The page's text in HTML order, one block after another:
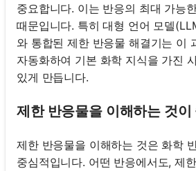
중요합니다. 이는 반응의 최대 가능
때문입니다. 특히 대형 언어 모델
와 통합된 제한 반응물 해결기는 이
자동화하여 기본 화학 지식을 가진
있게 만듭니다.
제한 반응물을 이해하는 것이
제한 반응물을 이해하는 것은 화학
중심적입니다. 어떤 반응에서도, 제